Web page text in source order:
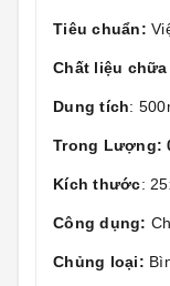
Tiêu chuẩn:
Chất liệu
Dung tích:
Trong Lượng:
Kích thước:
Công dụng:
Chủng loại: